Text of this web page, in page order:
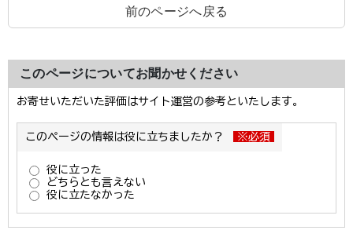
前のページへ戻る
このページについてお聞かせください